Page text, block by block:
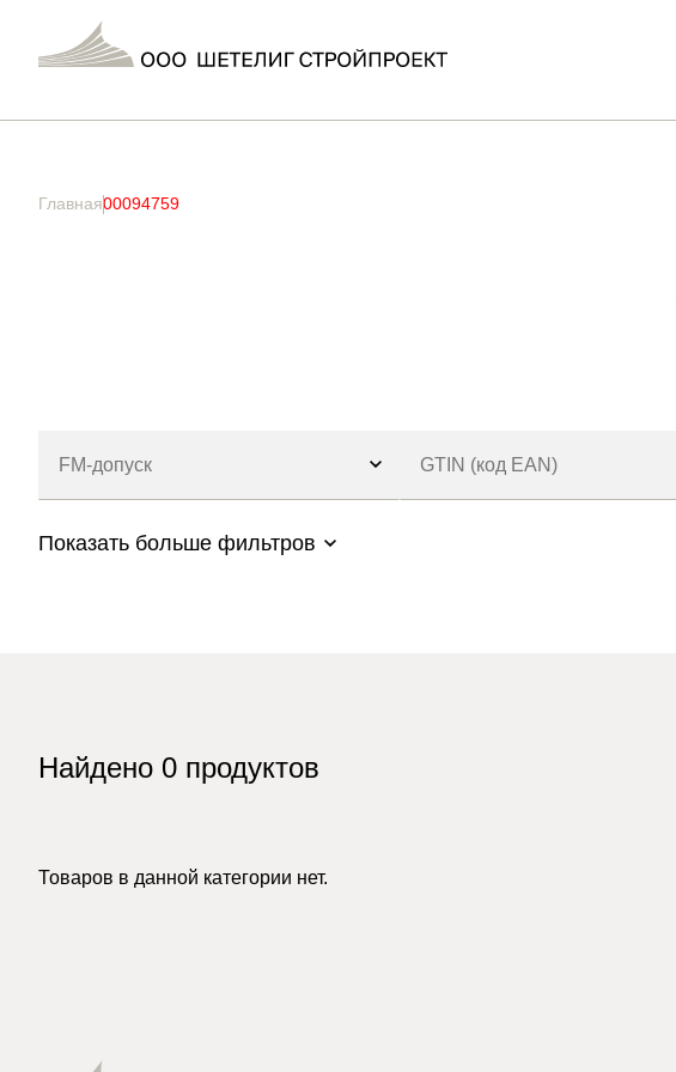
Главная00094759
Показать больше фильтров
Найдено 0 продуктов
Товаров в данной категории нет.